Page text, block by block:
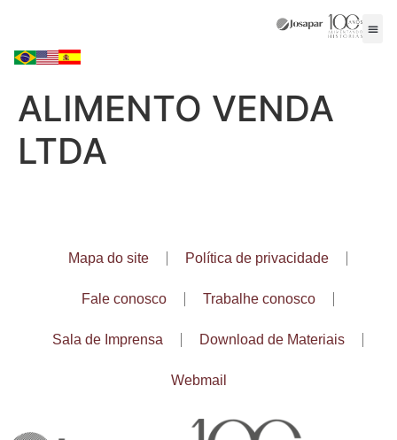
ALIMENTO VENDA
LTDA
Mapa do site Política de privacidade
Fale conosco Trabalhe conosco
Sala de Imprensa Download de Materiais
Webmail